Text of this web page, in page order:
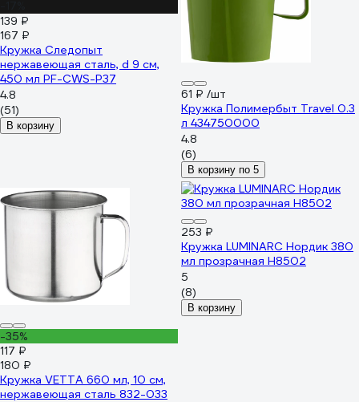
139 ₽
167 ₽
Кружка Следопыт
нержавеющая сталь, d 9 см,
450 мл PF-CWS-P37
4.8
(51)
В корзину
61 ₽ /шт
Кружка Полимербыт Travel 0.3
л 434750000
4.8
(6)
В корзину по 5
-35%
117 ₽
180 ₽
Кружка VETTA 660 мл, 10 см,
нержавеющая сталь 832-033
253 ₽
Кружка LUMINARC Нордик 380
мл прозрачная H8502
5
(8)
В корзину